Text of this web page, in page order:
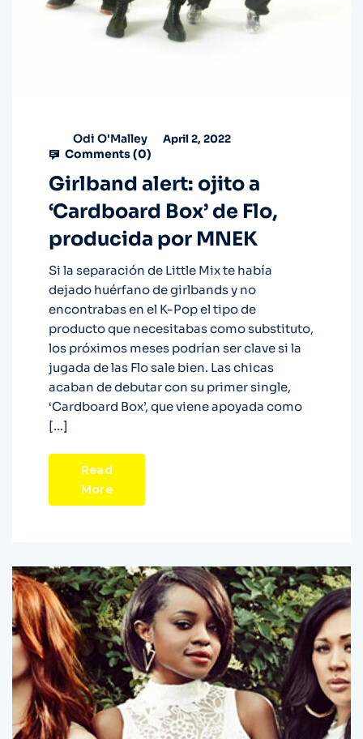
Odi O'Malley April 2, 2022
Comments (0)
Girlband alert: ojito a
‘Cardboard Box’ de Flo,
producida por MNEK
Si la separación de Little Mix te había
dejado huérfano de girlbands y no
encontrabas en el K-Pop el tipo de
producto que necesitabas como substituto,
los próximos meses podrían ser clave si la
jugada de las Flo sale bien. Las chicas
acaban de debutar con su primer single,
‘Cardboard Box’, que viene apoyada como
[…]
Read
More